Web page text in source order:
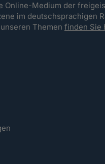
Online-Medium der
im deutschsprachigen
Themenfinden Sie